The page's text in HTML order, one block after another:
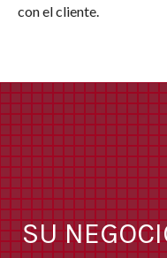
con el cliente.
SU